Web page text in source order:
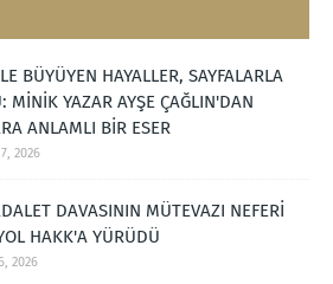
BÜYÜYEN HAYALLER, SAYFALARLA
MİNİK YAZAR AYŞE ÇAĞLIN'DAN
ANLAMLI BİR ESER
2026
DAVASININ MÜTEVAZI NEFERİ
HAKK'A YÜRÜDÜ
2026